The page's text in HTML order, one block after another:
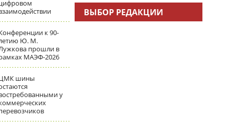
к 90-
Ю. М.
прошли в
МАЭФ-2026
шины
у
ВЫБОР РЕДАКЦИИ